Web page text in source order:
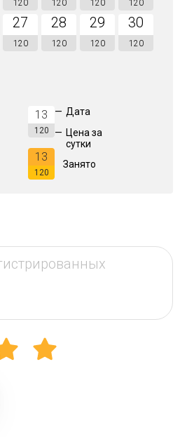
120 120 120 120
27
120
28
120
29
120
30
120
13
120
— Дата
— Цена за
сутки
13
120
Занято